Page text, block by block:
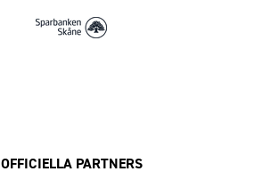
OFFICIELLA PARTNERS